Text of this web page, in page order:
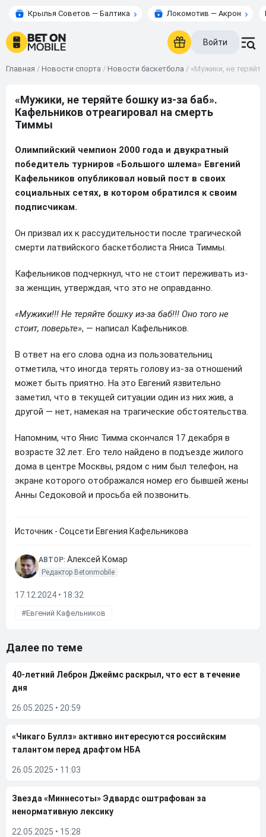
Крылья Советов — Балтика Локомотив — Акрон
Войти
Главная / Новости спорта / Новости баскетбола / «Мужики, не
«Мужики, не теряйте бошку из-за баб».
Кафельников отреагировал на смерть
Тиммы
Олимпийский чемпион 2000 года и двукратный
победитель турниров «Большого шлема» Евгений
Кафельников опубликовал новый пост в своих
социальных сетях, в котором обратился к своим
подписчикам.
Он призвал их к рассудительности после трагической
смерти латвийского баскетболиста Яниса Тиммы.
Кафельников подчеркнул, что не стоит переживать из-
за женщин, утверждая, что это не оправданно.
«Мужики!!! Не теряйте бошку из-за баб!!! Оно того не
стоит, поверьте», — написал Кафельников.
В ответ на его слова одна из пользовательниц
отметила, что иногда терять голову из-за отношений
может быть приятно. На это Евгений язвительно
заметил, что в текущей ситуации один из них жив, а
другой — нет, намекая на трагические обстоятельства.
Напомним, что Янис Тимма скончался 17 декабря в
возрасте 32 лет. Его тело найдено в подъезде жилого
дома в центре Москвы, рядом с ним был телефон, на
экране которого отображался номер его бывшей жены
Анны Седоковой и просьба ей позвонить.
Источник - Соцсети Евгения Кафельникова
АВТОР: Алексей Комар
Редактор Betonmobile
17.12.2024 • 18:32
Евгений Кафельников
Далее по теме
40-летний Леброн Джеймс раскрыл, что ест в течение
дня
26.05.2025 • 20:59
«Чикаго Буллз» активно интересуются российским
талантом перед драфтом НБА
26.05.2025 • 11:03
Звезда «Миннесоты» Эдвардс оштрафован за
ненормативную лексику
22.05.2025 • 15:28